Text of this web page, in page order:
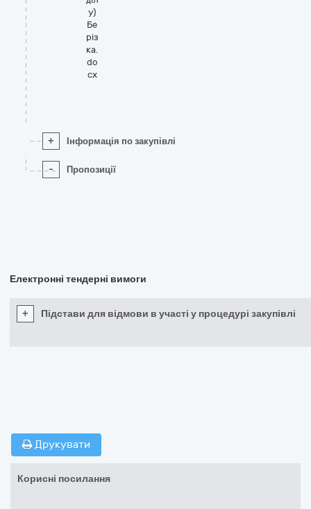
у)
Бе
різ
ка.
do
cx
+ Інформація по закупівлі
- Пропозиції
Електронні тендерні вимоги
+ Підстави для відмови в участі у процедурі закупівлі
Друкувати
Корисні посилання